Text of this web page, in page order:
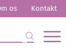
os Kontakt